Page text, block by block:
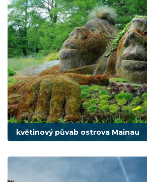
květinový půvab ostrova Mainau